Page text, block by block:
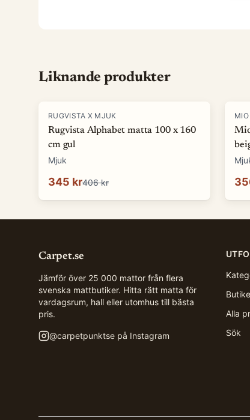
Liknande produkter
-15%
RUGVISTA X MJUK
Rugvista Alphabet matta 100 x 160
cm gul
Mjuk
345 kr406 kr
-40%
MIO
Carpet.se
Jämför över 25 000 mattor från flera
svenska mattbutiker. Hitta rätt matta för
vardagsrum, hall eller utomhus till bästa
pris.
@carpetpunktse på Instagram
Alla
Sök